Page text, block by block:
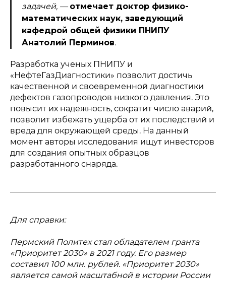
задачей, — отмечает доктор физико-
математических наук, заведующий
кафедрой общей физики ПНИПУ
Анатолий Перминов.
Разработка ученых ПНИПУ и
«НефтеГазДиагностики» позволит достичь
качественной и своевременной диагностики
дефектов газопроводов низкого давления. Это
повысит их надежность, сократит число аварий,
позволит избежать ущерба от их последствий и
вреда для окружающей среды. На данный
момент авторы исследования ищут инвесторов
для создания опытных образцов
разработанного снаряда.
Для справки:
Пермский Политех стал обладателем гранта
«Приоритет 2030» в 2021 году. Его размер
составил 100 млн. рублей. «Приоритет 2030»
является самой масштабной в истории России
© 2015-2026 НАУРР. Все права защищены. При использовании
материалов ссылка на ROBOTUNION.RU — обязательна
Политика конфиденциальности
© 2015-2026 НАУРР. Все права защищены.
При использовании материалов ссылка на ROBOTUNION.RU —